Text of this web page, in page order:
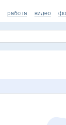
работа видео